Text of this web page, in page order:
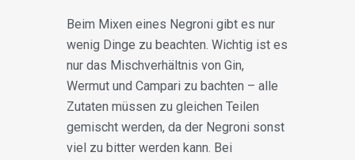
Beim Mixen eines Negroni gibt es nur
wenig Dinge zu beachten. Wichtig ist es
nur das Mischverhältnis von Gin,
Wermut und Campari zu bachten – alle
Zutaten müssen zu gleichen Teilen
gemischt werden, da der Negroni sonst
viel zu bitter werden kann. Bei